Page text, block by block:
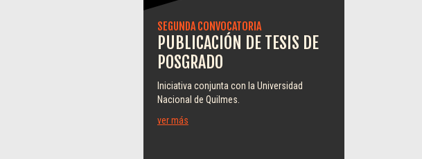
SEGUNDA CONVOCATORIA
PUBLICACIÓN DE TESIS DE
POSGRADO
Iniciativa conjunta con la Universidad
Nacional de Quilmes.
ver más